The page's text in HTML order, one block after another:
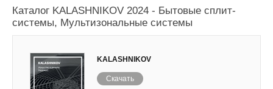
Каталог KALASHNIKOV 2024 - Бытовые сплит-
системы, Мультизональные системы
KALASHNIKOV
Скачать